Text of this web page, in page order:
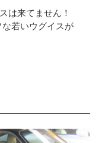
は来てません！
若いウグイスが